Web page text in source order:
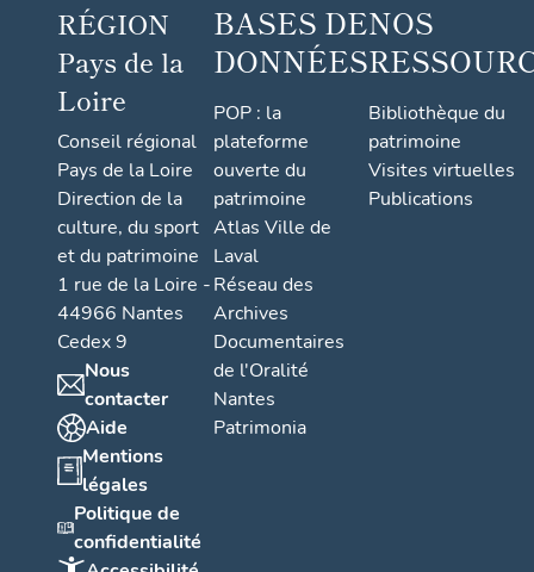
RÉGION
Pays de la
Loire
Conseil régional
Pays de la Loire
Direction de la
culture, du sport
et du patrimoine
1 rue de la Loire -
44966 Nantes
Cedex 9
Nous
contacter
Aide
Mentions
légales
Politique de
confidentialité
BASES DE
DONNÉES
POP : la
plateforme
ouverte du
patrimoine
Atlas Ville de
Laval
Réseau des
Archives
Documentaires
de l'Oralité
Nantes
Patrimonia
NOS
Bibliothèque du
patrimoine
Visites virtuelles
Publications